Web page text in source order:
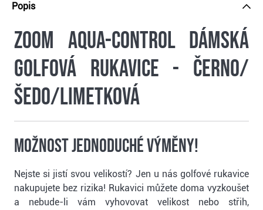
Popis
Zoom Aqua-Control dámská
golfová rukavice - černo/
šedo/limetková
Možnost jednoduché výměny!
Nejste si jistí svou velikostí? Jen u nás golfové rukavice
nakupujete bez rizika! Rukavici můžete doma vyzkoušet
a nebude-li vám vyhovovat velikost nebo střih,